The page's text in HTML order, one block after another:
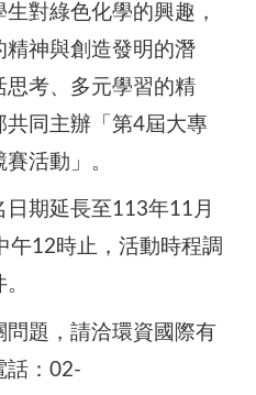
對綠色化學的興趣，
精神與創造發明的潛
思考、多元學習的精
共同主辦「第4屆大專
活動」。​
期延長至113年11月
午12時止，活動時程調
問題，請洽環資國際有
話：02-